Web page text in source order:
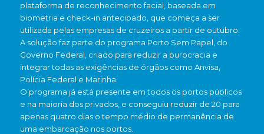
plataforma de reconhecimento facial, baseada em
biometria e check-in antecipado, que começa a ser
utilizada pelas empresas de cruzeiros a partir de outubro.
A solução faz parte do programa Porto Sem Papel, do
Governo Federal, criado para reduzir a burocracia e
integrar todas as exigências de órgãos como Anvisa,
Polícia Federal e Marinha.
O programa já está presente em todos os portos públicos
e na maioria dos privados, e conseguiu reduzir de 20 para
apenas quatro dias o tempo médio de permanência de
uma embarcação nos portos.